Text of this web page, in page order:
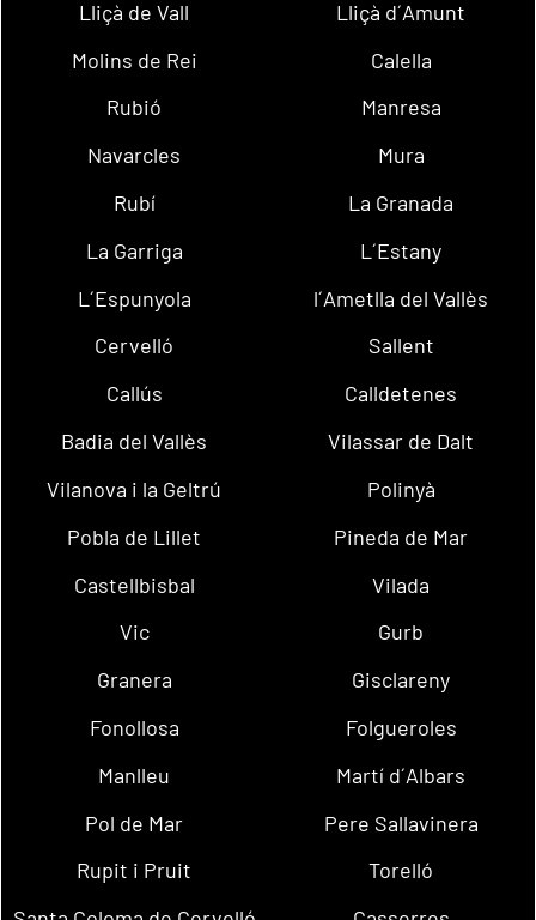
Lliçà de Vall
Lliçà d´Amunt
Molins de Rei
Calella
Rubió
Manresa
Navarcles
Mura
Rubí
La Granada
La Garriga
L´Estany
L´Espunyola
l´Ametlla del Vallès
Cervelló
Sallent
Callús
Calldetenes
Badia del Vallès
Vilassar de Dalt
Vilanova i la Geltrú
Polinyà
Pobla de Lillet
Pineda de Mar
Castellbisbal
Vilada
Vic
Gurb
Granera
Gisclareny
Fonollosa
Folgueroles
Manlleu
Martí d´Albars
Pol de Mar
Pere Sallavinera
Rupit i Pruit
Torelló